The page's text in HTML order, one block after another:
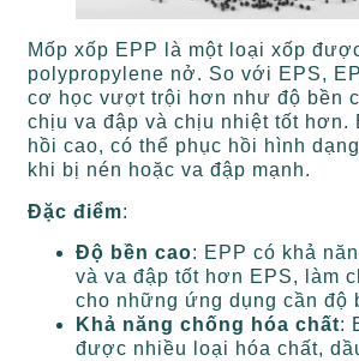
Mốp xốp EPP là một loại xốp
polypropylene nở. So với EPS,
cơ học vượt trội hơn như độ bền
chịu va đập và chịu nhiệt tốt hơn.
hồi cao, có thể phục hồi hình
khi bị nén hoặc va đập mạnh.
Đặc điểm:
Độ bền cao: EPP có khả
và va đập tốt hơn EPS, làm
cho những ứng dụng cần độ
Khả năng chống hóa chất:
được nhiều loại hóa chất,